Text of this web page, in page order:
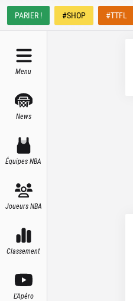
PARIER ! #SHOP #TTFL
Menu
News
Équipes NBA
Joueurs NBA
Classement
L'Apéro